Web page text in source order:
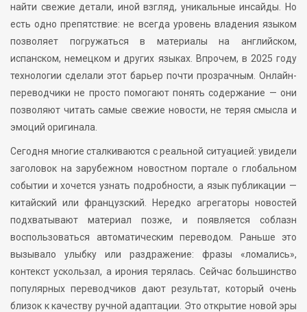
найти свежие детали, иной взгляд, уникальные инсайды. Но
есть одно препятствие: не всегда уровень владения языком
позволяет погружаться в материалы на английском,
испанском, немецком и других языках. Впрочем, в 2025 году
технологии сделали этот барьер почти прозрачным. Онлайн-
переводчики не просто помогают понять содержание — они
позволяют читать самые свежие новости, не теряя смысла и
эмоций оригинала.
Сегодня многие сталкиваются с реальной ситуацией: увидели
заголовок на зарубежном новостном портале о глобальном
событии и хочется узнать подробности, а язык публикации —
китайский или французский. Нередко агрегаторы новостей
подхватывают материал позже, и появляется соблазн
воспользоваться автоматическим переводом. Раньше это
вызывало улыбку или раздражение: фразы «ломались»,
контекст ускользал, а ирония терялась. Сейчас большинство
популярных переводчиков дают результат, который очень
близок к качеству ручной адаптации. Это открытие новой эры